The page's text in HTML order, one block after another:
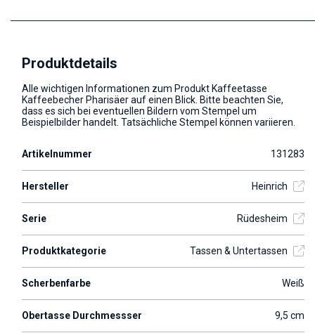
Produktdetails
Alle wichtigen Informationen zum Produkt Kaffeetasse
Kaffeebecher Pharisäer auf einen Blick. Bitte beachten Sie,
dass es sich bei eventuellen Bildern vom Stempel um
Beispielbilder handelt. Tatsächliche Stempel können variieren.
Artikelnummer 131283
Hersteller Heinrich
Serie Rüdesheim
Produktkategorie Tassen & Untertassen
Scherbenfarbe Weiß
Obertasse Durchmessser 9,5 cm